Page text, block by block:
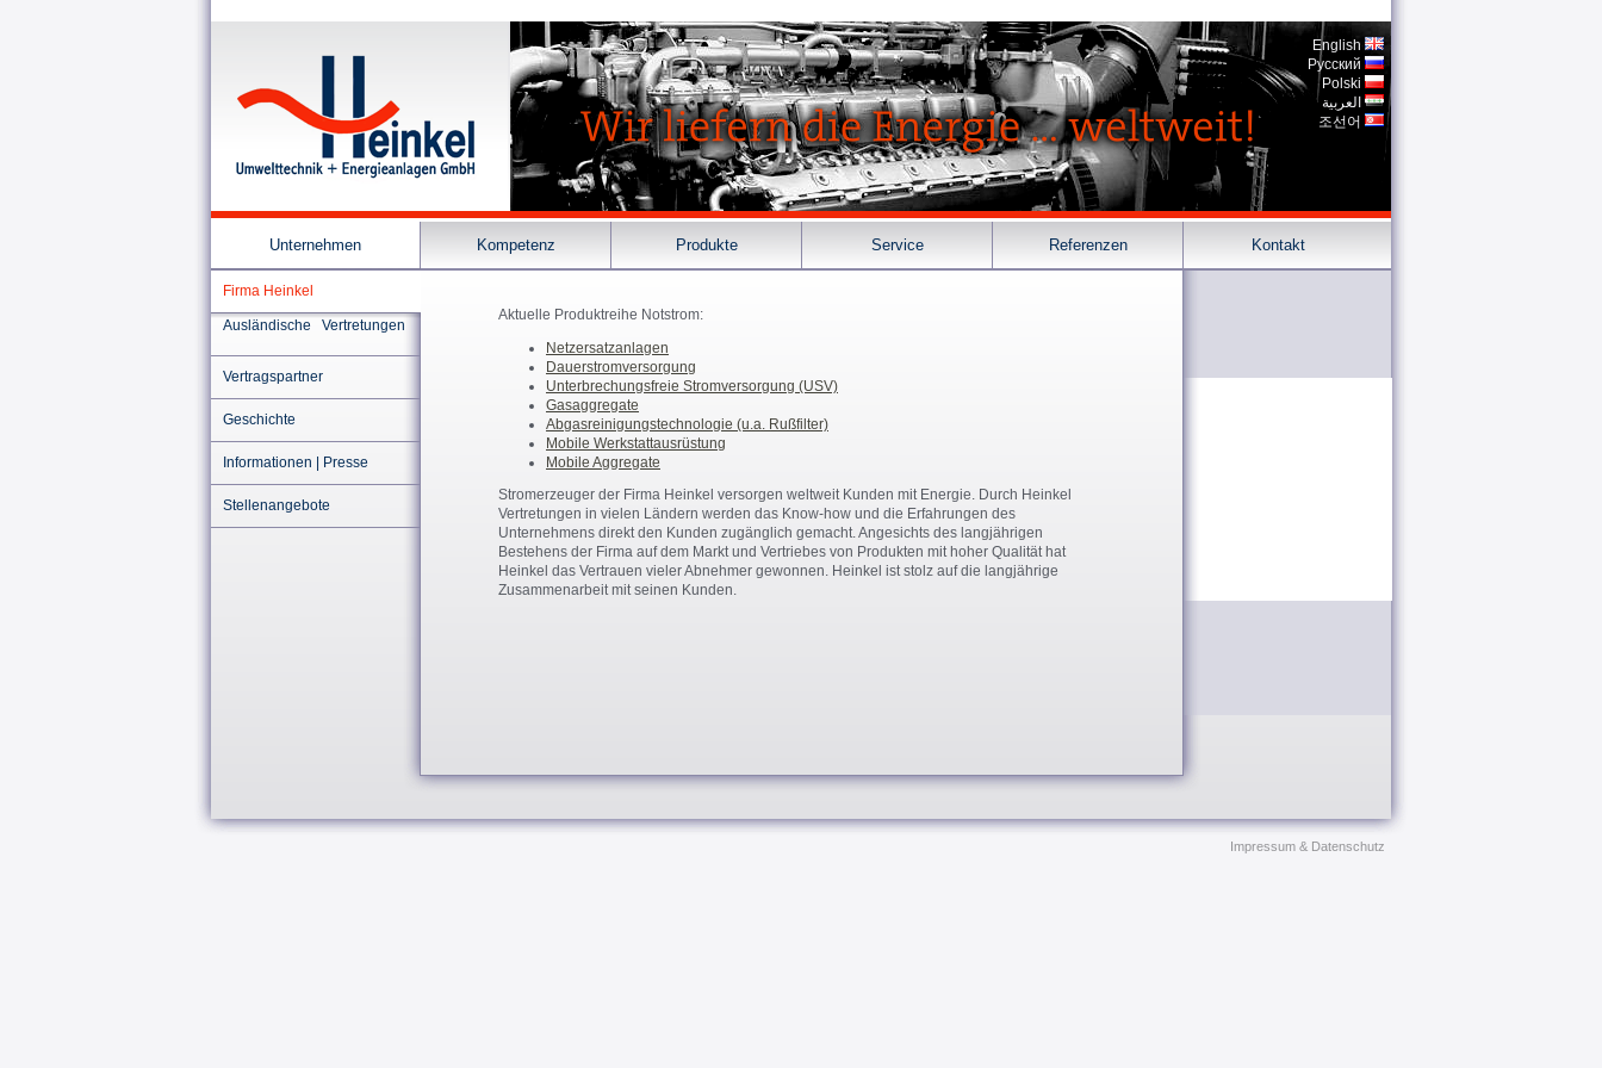
Unternehmen Kompetenz Produkte Service Referenzen Kontakt
English
Pусский
Polski
العربية
조선어
Firma Heinkel
Ausländische Vertretungen
Vertragspartner
Geschichte
Informationen | Presse
Stellenangebote
Aktuelle Produktreihe Notstrom:
Netzersatzanlagen
Dauerstromversorgung
Unterbrechungsfreie Stromversorgung (USV)
Gasaggregate
Abgasreinigungstechnologie (u.a. Rußfilter)
Mobile Werkstattausrüstung
Mobile Aggregate
Stromerzeuger der Firma Heinkel versorgen weltweit Kunden mit Energie. Durch Heinkel
Vertretungen in vielen Ländern werden das Know-how und die Erfahrungen des
Unternehmens direkt den Kunden zugänglich gemacht. Angesichts des langjährigen
Bestehens der Firma auf dem Markt und Vertriebes von Produkten mit hoher Qualität hat
Heinkel das Vertrauen vieler Abnehmer gewonnen. Heinkel ist stolz auf die langjährige
Zusammenarbeit mit seinen Kunden.
Impressum & Datenschutz